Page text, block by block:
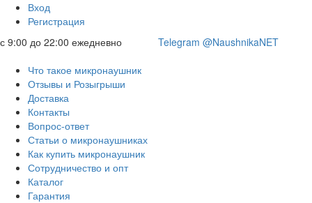
Вход
Регистрация
с 9:00 до 22:00 ежедневно
Telegram @NaushnikaNET
Что такое микронаушник
Отзывы и Розыгрыши
Доставка
Контакты
Вопрос-ответ
Статьи о микронаушниках
Как купить микронаушник
Сотрудничество и опт
Каталог
Гарантия